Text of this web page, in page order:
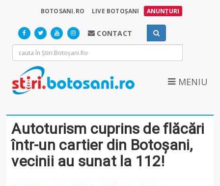
BOTOSANI.RO LIVE BOTOȘANI ANUNȚURI
CONTACT
MENIU
Autoturism cuprins de flăcări
într-un cartier din Botoșani,
vecinii au sunat la 112!